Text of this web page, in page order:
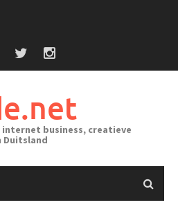
business, creatieve
Duitsland